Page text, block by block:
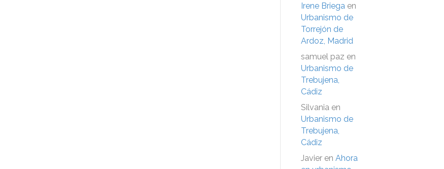
Irene Briega en
Urbanismo de
Torrejón de
Ardoz, Madrid
samuel paz en
Urbanismo de
Trebujena,
Cádiz
Silvania en
Urbanismo de
Trebujena,
Cádiz
Javier en Ahora